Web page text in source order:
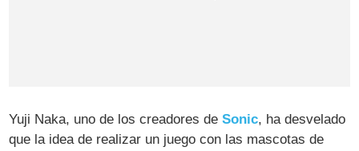
Yuji Naka, uno de los creadores deSonic, ha desvelado
que la idea de realizar un juego con las mascotas de